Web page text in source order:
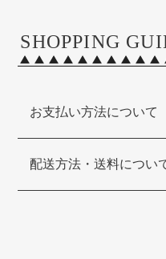
SHOPPING
お支払い方法について
配送方法・送料につい